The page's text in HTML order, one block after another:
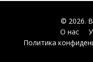
© 2026.
О нас
Политика